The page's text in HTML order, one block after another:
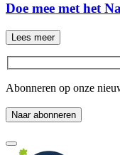
Doe mee met het
Lees meer
Abonneren op onze